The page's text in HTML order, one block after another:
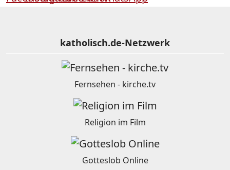
katholisch.de-Netzwerk
Fernsehen - kirche.tv
Religion im Film
Gotteslob Online